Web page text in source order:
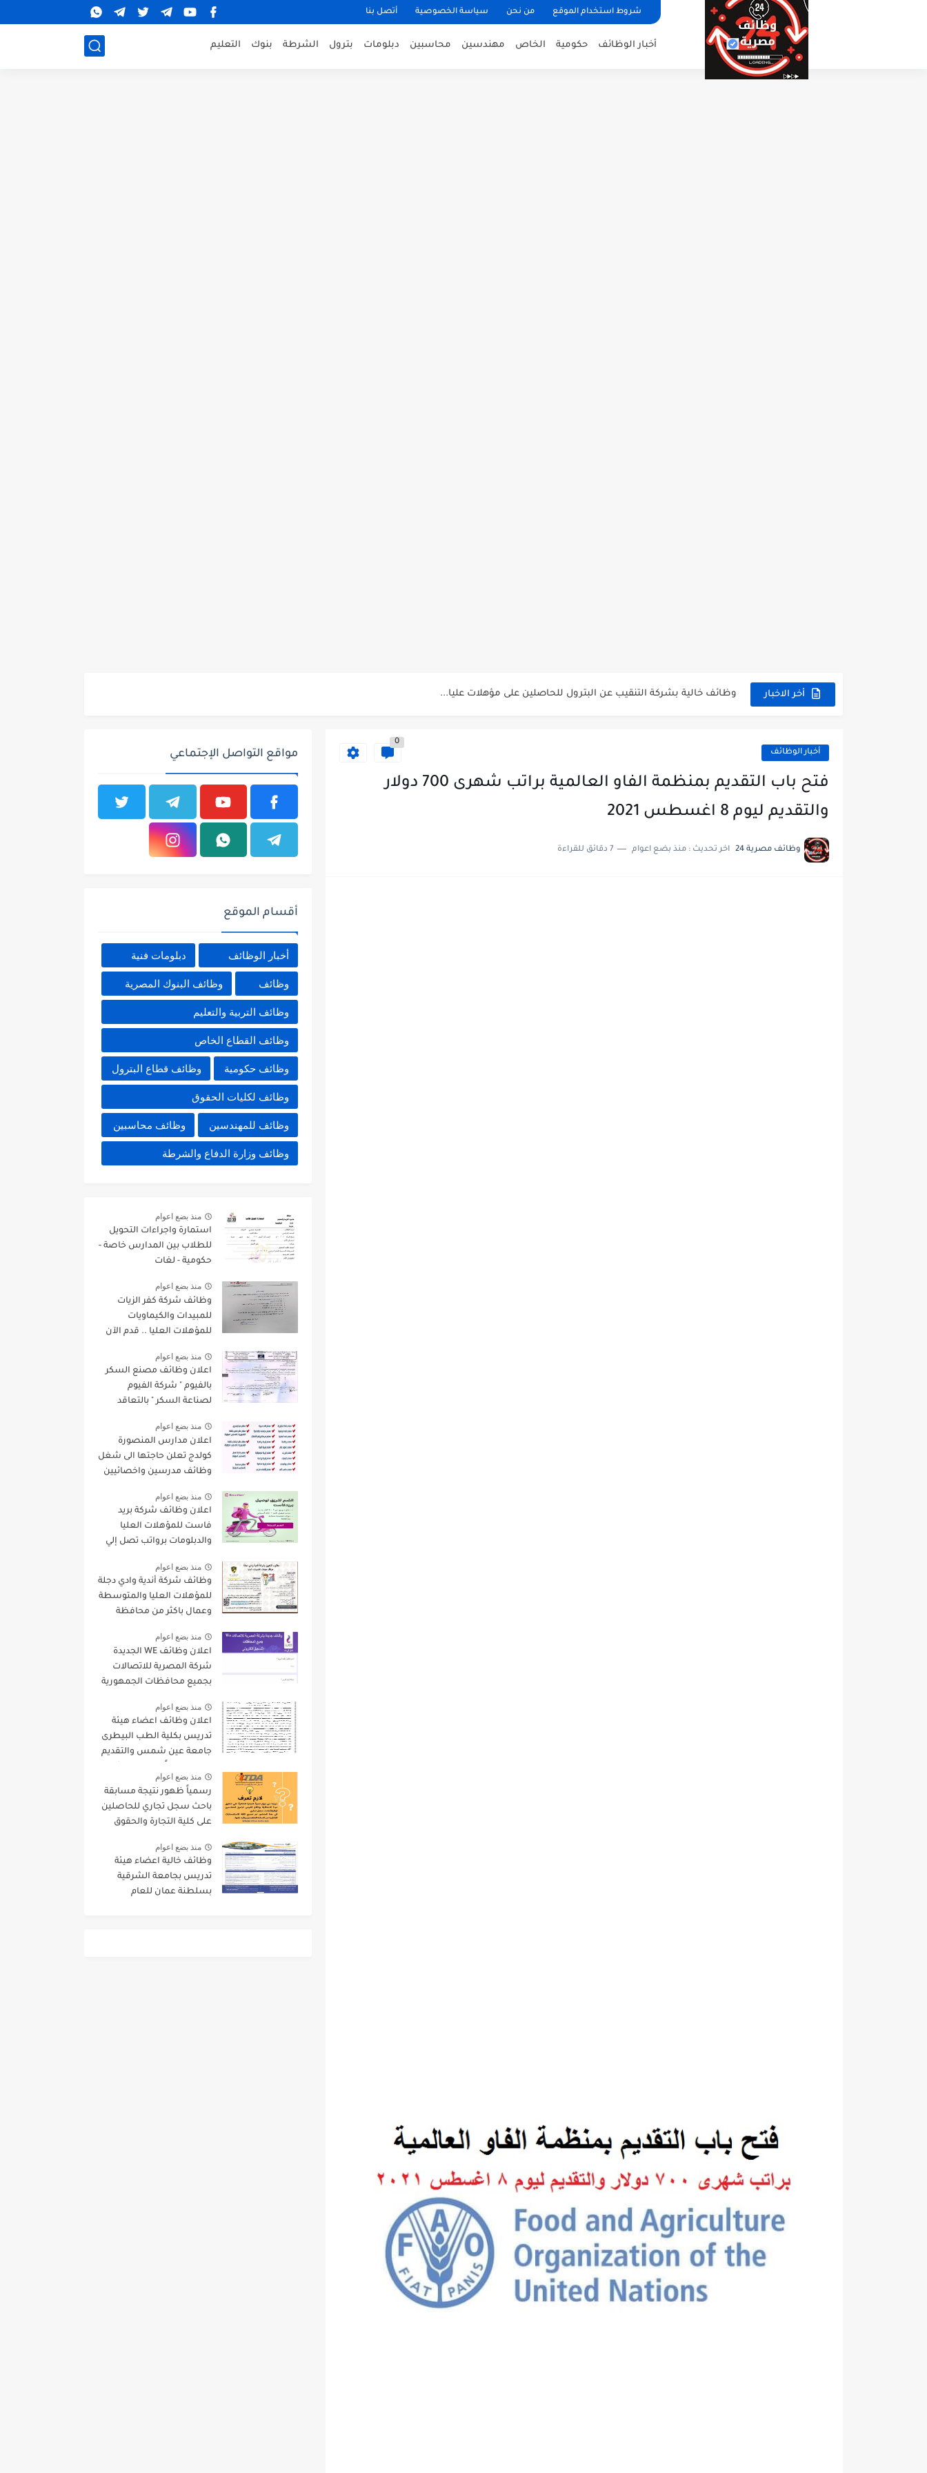
شروط استخدام الموقع من نحن سياسة الخصوصية أتصل بنا
أخبار الوظائف حكومية الخاص مهندسين محاسبين دبلومات بترول الشرطة بنوك التعليم
أخر الاخبار وظائف خالية بشركة التنقيب عن البترول للحاصلين على مؤهلات عليا...
فتح باب التقديم بإكاديمية الشرطة للحاصلين على مؤهلات عليا (تجارة...
مسابقة وظائف شركة مياه الشرب بدمياط للحاصلين على...
أخبار الوظائف
0
فتح باب التقديم بمنظمة الفاو العالمية براتب شهرى 700 دولار
والتقديم ليوم 8 اغسطس 2021
وظائف مصرية 24 اخر تحديث : منذ بضع اعوام 7 دقائق للقراءة
مواقع التواصل الإجتماعي
أقسام الموقع
أخبار الوظائف دبلومات فنية
وظائف وظائف البنوك المصرية
وظائف التربية والتعليم
وظائف القطاع الخاص
وظائف حكومية وظائف قطاع البترول
وظائف لكليات الحقوق
وظائف للمهندسين وظائف محاسبين
وظائف وزارة الدفاع والشرطة
منذ بضع اعوام
استمارة واجراءات التحويل
للطلاب بين المدارس خاصة -
حكومية - لغات
منذ بضع اعوام
وظائف شركة كفر الزيات
للمبيدات والكيماويات
للمؤهلات العليا .. قدم الآن
منذ بضع اعوام
اعلان وظائف مصنع السكر
بالفيوم " شركة الفيوم
لصناعة السكر " بالتعاقد
منذ بضع اعوام
اعلان مدارس المنصورة
كولدج تعلن حاجتها الى شغل
وظائف مدرسين واخصائيين
التخصصات للعام الدراسى
الجديد 2022 / 2023
منذ بضع اعوام
اعلان وظائف شركة بريد
فاست للمؤهلات العليا
والدبلومات برواتب تصل إلي
منذ بضع اعوام
وظائف شركة أندية وادي دجلة
للمؤهلات العليا والمتوسطة
وعمال باكثر من محافظة
منذ بضع اعوام
اعلان وظائف WE الجديدة
شركة المصرية للاتصالات
بجميع محافظات الجمهورية
منذ بضع اعوام
اعلان وظائف اعضاء هيئة
تدريس بكلية الطب البيطرى
جامعة عين شمس والتقديم
الاعلان
منذ بضع اعوام
رسمياً ظهور نتيجة مسابقة
باحث سجل تجاري للحاصلين
على كلية التجارة والحقوق
الهامة بخصوص المسابقة
منذ بضع اعوام
وظائف خالية اعضاء هيئة
تدريس بجامعة الشرقية
بسلطنة عمان للعام